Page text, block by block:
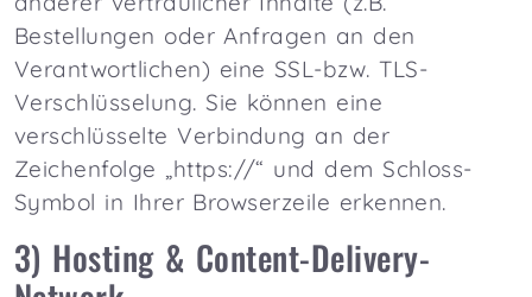
Bestellungen oder Anfragen an den
Verantwortlichen) eine SSL-bzw. TLS-
Verschlüsselung. Sie können eine
verschlüsselte Verbindung an der
Zeichenfolge „https://“ und dem Schloss-
Symbol in Ihrer Browserzeile erkennen.
3) Hosting & Content-Delivery-